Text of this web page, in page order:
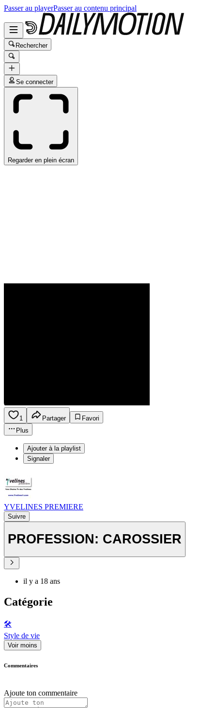
Passer au playerPasser au contenu principal
Rechercher
Se connecter
Regarder en plein écran
1 Partager
Favori
Plus
Ajouter à la playlist
Signaler
YVELINES PREMIERE
Suivre
PROFESSION: CAROSSIER
il y a 18 ans
Catégorie
🛠️
Style de vie
Voir moins
Commentaires
Ajoute ton commentaire